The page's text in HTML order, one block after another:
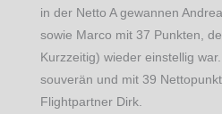
in der Netto A gewannen
sowie Marco mit 37 Punkten,
Kurzzeitig) wieder einstellig
souverän und mit 39
Flightpartner Dirk.